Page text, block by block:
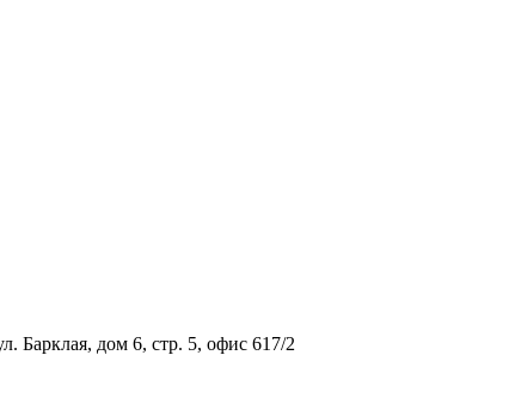
Барклая, дом 6, стр. 5, офис 617/2